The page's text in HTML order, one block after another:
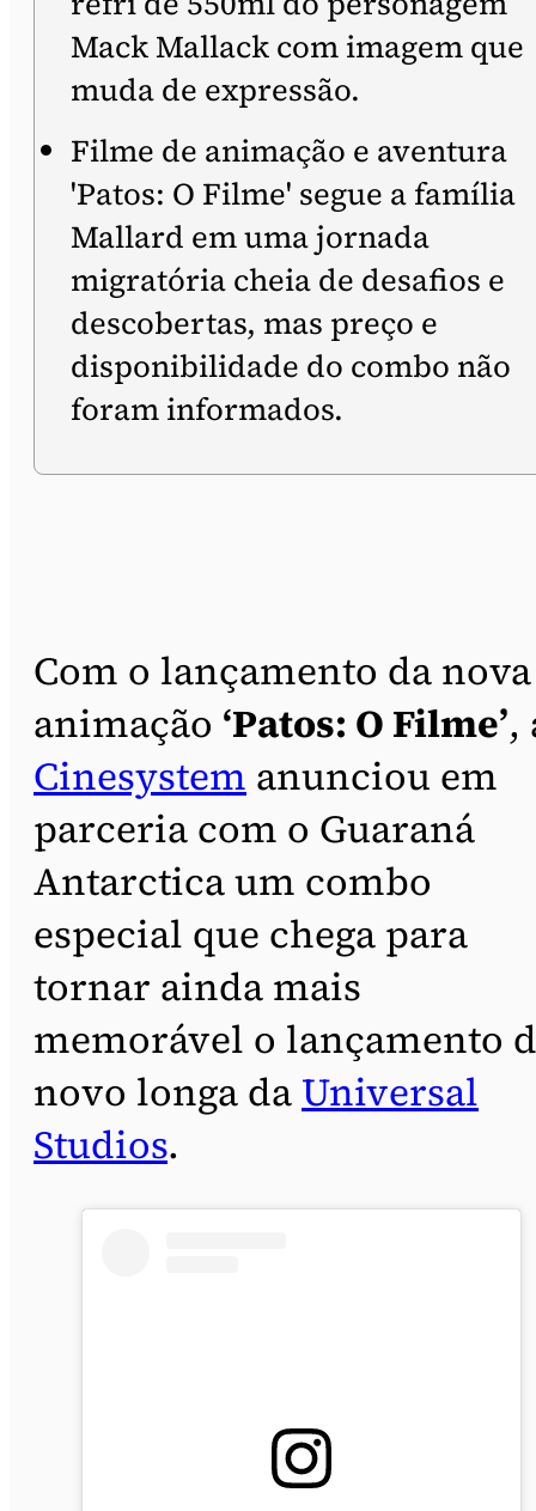
Mack Mallack com imagem que
muda de expressão.
Filme de animação e aventura
'Patos: O Filme' segue a família
Mallard em uma jornada
migratória cheia de desafios e
descobertas, mas preço e
disponibilidade do combo não
foram informados.
Com o lançamento da nova
animação ‘Patos: O Filme’,
Cinesystem anunciou em
parceria com o Guaraná
Antarctica um combo
especial que chega para
tornar ainda mais
memorável o lançamento
novo longa da Universal
Studios.